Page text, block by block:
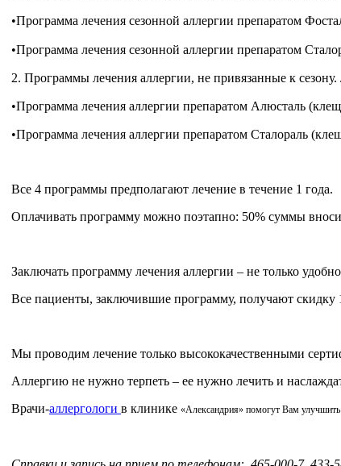
•Программа лечения сезонной аллергии препаратом
•Программа лечения сезонной аллергии препаратом
2. Программы лечения аллергии, не привязанные к
•Программа лечения аллергии препаратом Алюсталь
•Программа лечения аллергии препаратом Сталораль
Все 4 программы предполагают лечение в течение 1 года.
Оплачивать программу можно поэтапно: 50% суммы
Заключать программу лечения аллергии – не только
Все пациенты, заключившие программу, получают скидку
Мы проводим лечение только высококачественными
Аллергию не нужно терпеть – ее нужно лечить и
Врачи-аллергологи в клинике «Александрия» помогут Вам улучшить